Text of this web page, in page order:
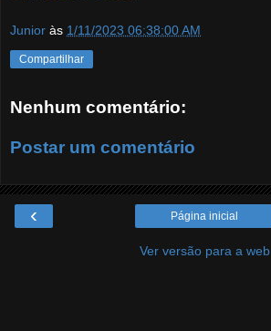
Junior às 1/11/2023 06:38:00 AM
Compartilhar
Nenhum comentário:
Postar um comentário
‹ Página inicial
Ver versão para a web